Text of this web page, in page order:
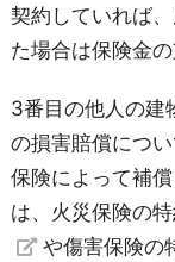
契約していれば
た場合は保険金
3番目の他人の建
の損害賠償につ
保険によって補
は、火災保険の
や傷害保険の